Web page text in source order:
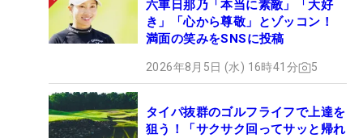
六車日那乃「本当に素敵」「大好
き」「心から尊敬」とゾッコン！
満面の笑みをSNSに投稿
2026年8月5日 (水) 16時41分 5
タイパ抜群のゴルフライフで上達を
狙う！「サクサク回ってサッと帰れ